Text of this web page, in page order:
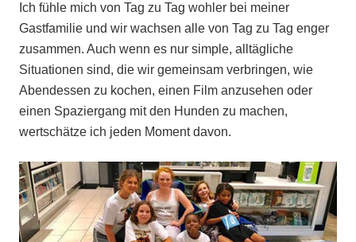
Ich fühle mich von Tag zu Tag wohler bei meiner
Gastfamilie und wir wachsen alle von Tag zu Tag enger
zusammen. Auch wenn es nur simple, alltägliche
Situationen sind, die wir gemeinsam verbringen, wie
Abendessen zu kochen, einen Film anzusehen oder
einen Spaziergang mit den Hunden zu machen,
wertschätze ich jeden Moment davon.